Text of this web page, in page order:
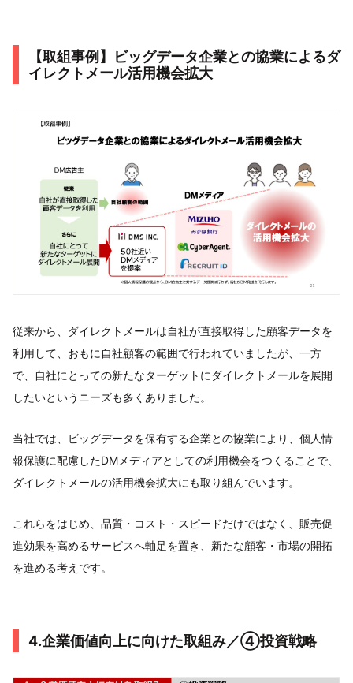
【取組事例】ビッグデータ企業との協業によるダ
イレクトメール活用機会拡大
従来から、ダイレクトメールは自社が直接取得した顧客データを
利用して、おもに自社顧客の範囲で行われていましたが、一方
で、自社にとっての新たなターゲットにダイレクトメールを展開
したいというニーズも多くありました。
当社では、ビッグデータを保有する企業との協業により、個人情
報保護に配慮したDMメディアとしての利用機会をつくることで、
ダイレクトメールの活用機会拡大にも取り組んでいます。
これらをはじめ、品質・コスト・スピードだけではなく、販売促
進効果を高めるサービスへ軸足を置き、新たな顧客・市場の開拓
を進める考えです。
4.企業価値向上に向けた取組み／④投資戦略